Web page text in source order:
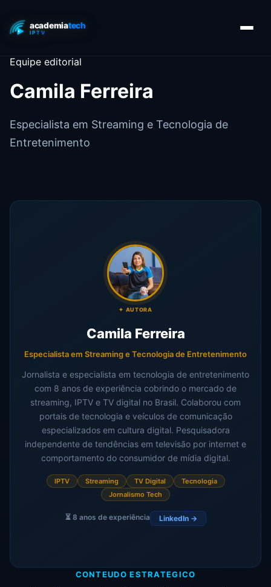
Equipe editorial
Camila Ferreira
Especialista em Streaming e Tecnologia de
Entretenimento
✦ AUTORA
Camila Ferreira
Especialista em Streaming e Tecnologia de Entretenimento
Jornalista e especialista em tecnologia de entretenimento
com 8 anos de experiência cobrindo o mercado de
streaming, IPTV e TV digital no Brasil. Colaborou com
portais de tecnologia e veículos de comunicação
especializados em cultura digital. Pesquisadora
independente de tendências em televisão por internet e
comportamento do consumidor de mídia digital.
IPTV Streaming TV Digital
Tecnologia
Jornalismo Tech
8 anos de experiência LinkedIn →
CONTEUDO ESTRATEGICO